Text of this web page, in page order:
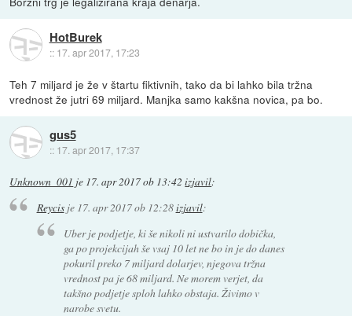
HotBurek
:: 17. apr 2017, 17:23
Teh 7 miljard je že v štartu fiktivnih, tako da bi lahko bila tržna
vrednost že jutri 69 miljard. Manjka samo kakšna novica, pa bo.
gus5
:: 17. apr 2017, 17:37
Unknown_001 je 17. apr 2017 ob 13:42 izjavil:
Reycisje 17. apr 2017 ob 12:28izjavil:
Uber je podjetje, ki še nikoli ni ustvarilo dobička,
ga po projekcijah še vsaj 10 let ne bo in je do danes
pokuril preko 7 miljard dolarjev, njegova tržna
vrednost pa je 68 miljard. Ne morem verjet, da
takšno podjetje sploh lahko obstaja. Živimo v
narobe svetu.